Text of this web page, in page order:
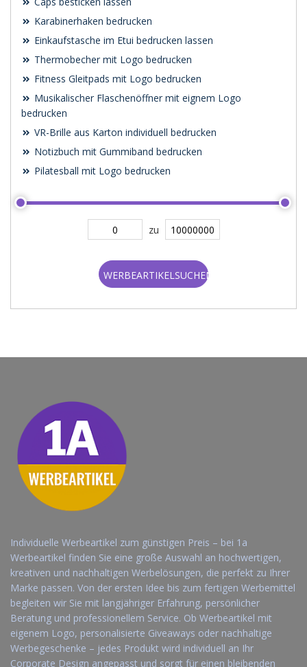
Karabinerhaken bedrucken
Einkaufstasche im Etui bedrucken lassen
Thermobecher mit Logo bedrucken
Fitness Gleitpads mit Logo bedrucken
Musikalischer Flaschenöffner mit eignem Logo
bedrucken
VR-Brille aus Karton individuell bedrucken
Notizbuch mit Gummiband bedrucken
Pilatesball mit Logo bedrucken
zu
WERBEARTIKELSUCHEN
Individuelle Werbeartikel zum günstigen Preis – bei 1a
Werbeartikel finden Sie eine große Auswahl an hochwertigen,
kreativen und nachhaltigen Werbelösungen, die perfekt zu Ihrer
Marke passen. Von der ersten Idee bis zum fertigen Werbemittel
begleiten wir Sie mit langjähriger Erfahrung, persönlicher
Beratung und professionellem Service. Ob Werbeartikel mit
eigenem Logo, personalisierte Giveaways oder nachhaltige
Werbegeschenke – jedes Produkt wird individuell an Ihr
Corporate Design angepasst und sorgt für einen bleibenden